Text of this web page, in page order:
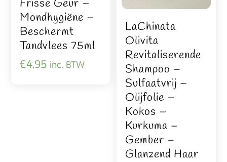
Frisse Geur –
Mondhygiëne –
Beschermt
Tandvlees 75ml
€4,95 inc. BTW
LaChinata
Olivita
Revitaliserende
Shampoo –
Sulfaatvrij –
Olijfolie –
Kokos –
Kurkuma –
Gember –
Glanzend Haar